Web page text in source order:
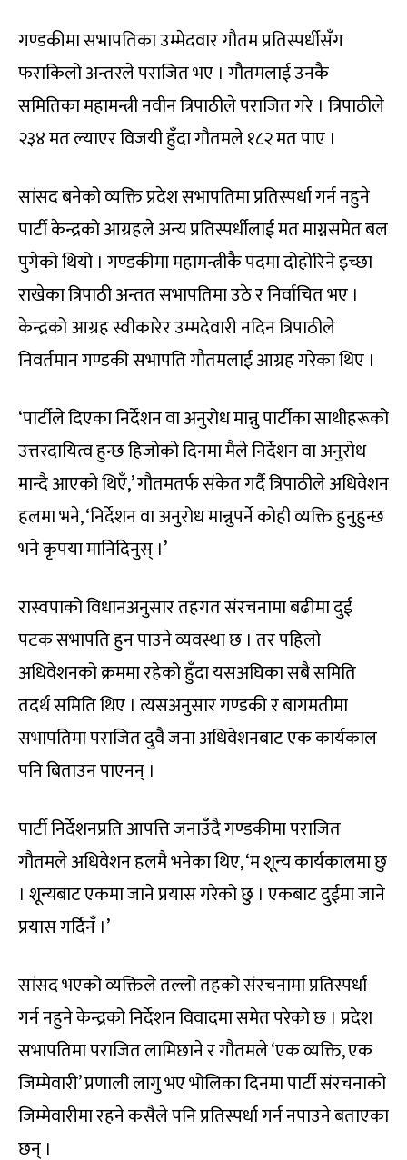
गण्डकीमा सभापतिका उम्मेदवार गौतम प्रतिस्पर्धीसँग
फराकिलो अन्तरले पराजित भए । गौतमलाई उनकै
समितिका महामन्त्री नवीन त्रिपाठीले पराजित गरे । त्रिपाठीले
२३४ मत ल्याएर विजयी हुँदा गौतमले १८२ मत पाए ।
सांसद बनेको व्यक्ति प्रदेश सभापतिमा प्रतिस्पर्धा गर्न नहुने
पार्टी केन्द्रको आग्रहले अन्य प्रतिस्पर्धीलाई मत माग्नसमेत बल
पुगेको थियो । गण्डकीमा महामन्त्रीकै पदमा दोहोरिने इच्छा
राखेका त्रिपाठी अन्तत सभापतिमा उठे र निर्वाचित भए ।
केन्द्रको आग्रह स्वीकारेर उम्मदेवारी नदिन त्रिपाठीले
निवर्तमान गण्डकी सभापति गौतमलाई आग्रह गरेका थिए ।
‘पार्टीले दिएका निर्देशन वा अनुरोध मान्नु पार्टीका साथीहरूको
उत्तरदायित्व हुन्छ हिजोको दिनमा मैले निर्देशन वा अनुरोध
मान्दै आएको थिएँ,’ गौतमतर्फ संकेत गर्दै त्रिपाठीले अधिवेशन
हलमा भने, ‘निर्देशन वा अनुरोध मान्नुपर्ने कोही व्यक्ति हुनुहुन्छ
भने कृपया मानिदिनुस् ।’
रास्वपाको विधानअनुसार तहगत संरचनामा बढीमा दुई
पटक सभापति हुन पाउने व्यवस्था छ । तर पहिलो
अधिवेशनको क्रममा रहेको हुँदा यसअघिका सबै समिति
तदर्थ समिति थिए । त्यसअनुसार गण्डकी र बागमतीमा
सभापतिमा पराजित दुवै जना अधिवेशनबाट एक कार्यकाल
पनि बिताउन पाएनन् ।
पार्टी निर्देशनप्रति आपत्ति जनाउँदै गण्डकीमा पराजित
गौतमले अधिवेशन हलमै भनेका थिए, ‘म शून्य कार्यकालमा छु
। शून्यबाट एकमा जाने प्रयास गरेको छु । एकबाट दुईमा जाने
प्रयास गर्दिनँ ।’
सांसद भएको व्यक्तिले तल्लो तहको संरचनामा प्रतिस्पर्धा
गर्न नहुने केन्द्रको निर्देशन विवादमा समेत परेको छ । प्रदेश
सभापतिमा पराजित लामिछाने र गौतमले ‘एक व्यक्ति, एक
जिम्मेवारी’ प्रणाली लागु भए भोलिका दिनमा पार्टी संरचनाको
जिम्मेवारीमा रहने कसैले पनि प्रतिस्पर्धा गर्न नपाउने बताएका
छन् ।